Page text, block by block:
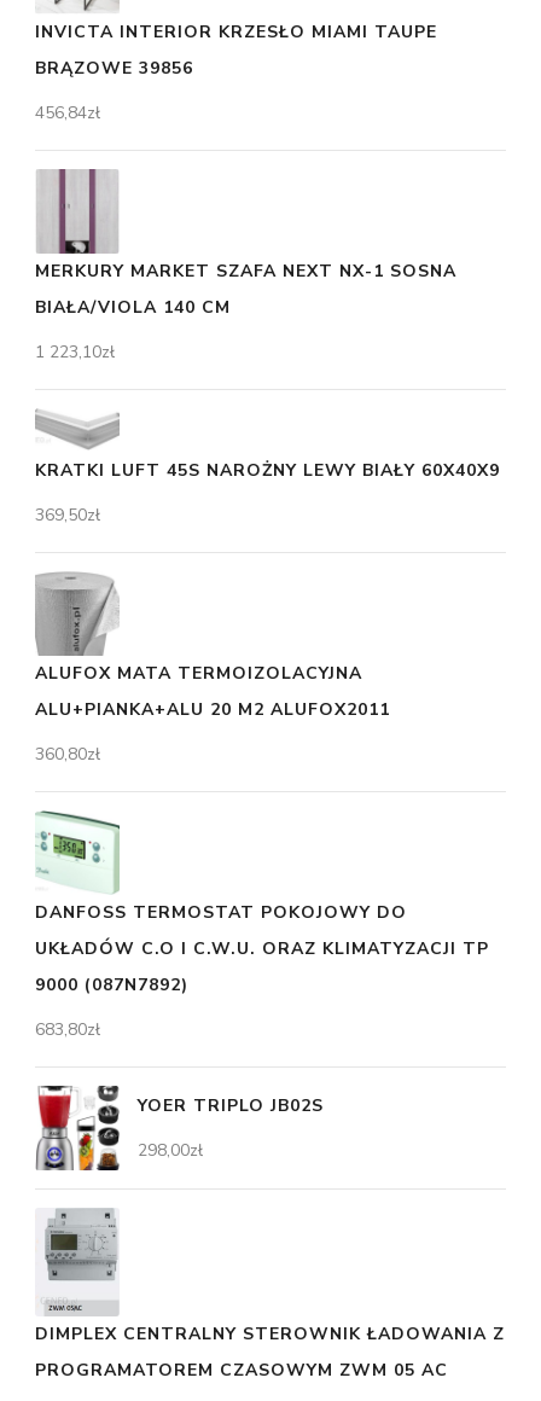
INVICTA INTERIOR KRZESŁO MIAMI TAUPE
BRĄZOWE 39856
456,84zł
MERKURY MARKET SZAFA NEXT NX-1 SOSNA
BIAŁA/VIOLA 140 CM
1 223,10zł
KRATKI LUFT 45S NAROŻNY LEWY BIAŁY 60X40X9
369,50zł
ALUFOX MATA TERMOIZOLACYJNA
ALU+PIANKA+ALU 20 M2 ALUFOX2011
360,80zł
DANFOSS TERMOSTAT POKOJOWY DO
UKŁADÓW C.O I C.W.U. ORAZ KLIMATYZACJI TP
9000 (087N7892)
683,80zł
YOER TRIPLO JB02S
298,00zł
DIMPLEX CENTRALNY STEROWNIK ŁADOWANIA Z
PROGRAMATOREM CZASOWYM ZWM 05 AC